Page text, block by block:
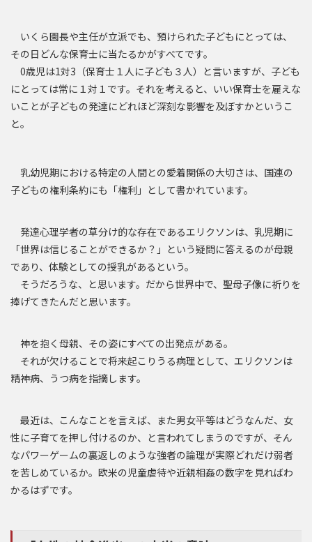
いくら園長や主任が立派でも、預けられた子どもにとっては、
その日どんな保育士に当たるかがすべてです。
0歳児は1対3（保育士１人に子ども３人）と言いますが、子ども
にとっては常に１対１です。それを考えると、いい保育士を雇えな
いことが子どもの発達にどれほど深刻な影響を及ぼすかというこ
と。
乳幼児期における特定の人間との愛着関係の大切さは、国連の
子どもの権利条約にも「権利」として書かれています。
発達心理学者の草分け的な存在であるエリクソンは、乳児期に
「世界は信じることができるか？」という疑問に答えるのが母親
であり、体験としての授乳があるという。
そうだろうな、と思います。だから世界中で、聖母子像に祈りを
捧げてきたんだと思います。
神を抱く母親、その姿にすべての出発点がある。
それが欠けることで将来起こりうる病理として、エリクソンは
精神病、うつ病を指摘します。
最近は、こんなことを言えば、また男女平等はどうなんだ、女
性に子育てを押し付けるのか、と言われてしまうのですが、そん
なパワーゲームの裏返しのような強者の論理が実際どれだけ弱者
を苦しめているか。欧米の児童虐待や近親相姦の数字を見ればわ
かるはずです。